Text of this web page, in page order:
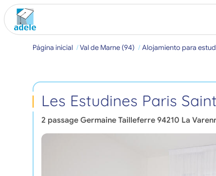
Página inicial Val de Marne (94) Alojamiento para
Les Estudines Paris
2 passage Germaine Tailleferre 94210 La